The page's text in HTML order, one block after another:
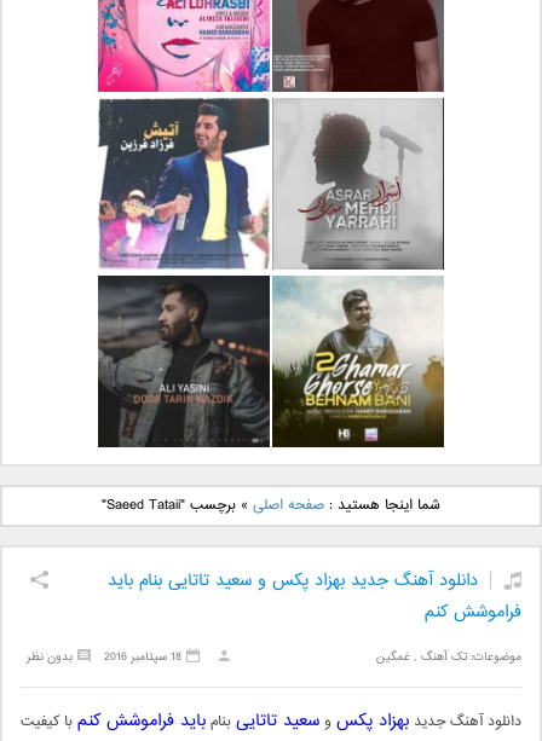
دانلود آهنگ جدید رضا
بهرام بنام نگار
دانلود آهنگ جدید علی
لهراسبی بنام صورت
دانلود آهنگ جدید مهدی
یراحی بنام اسرار
دانلود آهنگ جدید فرزاد
فرزین بنام آتیش
دانلود آهنگ جدید بهنام
بانی بنام قرص قمر 2
دانلود آهنگ جدید علی
یاسینی بنام دورترین نزدیک
شما اینجا هستید :صفحه اصلی »برچسب "Saeed Tataii"
دانلود آهنگ جدید بهزاد پکس و سعید تاتایی بنام باید
فراموشش کنم
موضوعات:تک آهنگ ,غمگین بدون نظر 18 سپتامبر 2016
دانلود آهنگ جدید بهزاد پکس وسعید تاتاییبنامباید فراموشش کنمبا کیفیت